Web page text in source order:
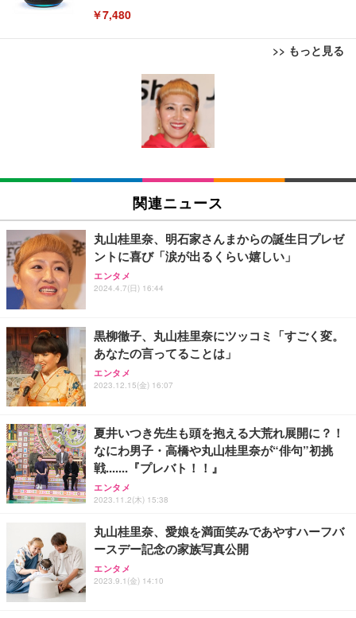
￥7,480
>> もっと見る
[EdoErgo] オフィスチェア 椅子 テレワーク 疲れな
い 跳ね上げ式アームレスト コンパクト 約105度ロッ
キング pc 事務椅子 360度回転 座面昇降 強化ナイロ
ン樹脂ベース 通気性メッシュ 在宅ワーク H-WY01
(黒網+黒枠+黒足)
SIHOO B100 オフィスチェア／デスクチェア メッシ
ュチェア 人間工学 疲れない ブラック
￥27,999
Sezlife オフィスチェア デスクチェア 疲れない テレ
ワーク チェア 強化バックレスト 30度ロッキング機
能 人間工学 椅子 腰サポート 90度跳ね上げ式アーム
ョン PCチェア 通気性メッシュ ゲーミング/勉強/事
務用 おしゃれ パソコンチェア (ブラック)
Sezlife オフィスチェア デスクチェア 疲れない テレ
ワーク チェア 強化バックレスト 30度ロッキング機
能 人間工学 椅子 腰サポート 90度跳ね上げ式アーム
務用 おしゃれ パソコンチェア (ホワイト)
ANDWINT オフィスチェア デスクチェア 肘なし メ
ッシュ 通気性 ランバーサポート付き 腰サポート ガ
ス圧無段階昇降 360度回転 キャスター付き コンパク
ト 幅52×奥行58.5×高さ84～96cm テレワーク 在宅
￥4,139
EIZO ビジネス向けプレミアムモニター | FlexScan
EV3240X-WT | 31.5型4K UHD・USB Type-C・ホワ
EIZO ビジネス向けプレミアムモニター | FlexScan
￥109,572
【純正品】27"ゲーミングモニター DualSense 充電
フック付き（CFI-ZDM1J）
【整備済み品】Dell E2724HS 27インチ 液晶モニタ
ー フルHD（1920×1080）VA 非光沢 HDMI/DisplayP
ort/VGA スピーカー内蔵 高さ調整 スイベル VESA対
【MiniLED/24.5inch/280Hz/FHD】GRAPHT THE S
HOOTER Gaming Monitor 24” Essential ゲーミン
グモニター QD 24.5インチ 1ms FHD 量子ドット 残
像低減 (3年保証 | 輝点保証 | 日本メーカー)
￥34,980
Amazonベーシック ペットシーツ 薄型 レギュラー 1
回使い捨て 無香料 ホワイト 300枚
Amazonベーシック ペットシーツ 厚型 ワイド 42枚
x2袋(84枚) ホワイト(吸収面:ライトブルー)
￥3,234
ネオ・ルーライフ ネオ・オムツ L 中型犬用 26枚入
り 単品
Smart Basic(スマートベーシック) 【Amazon.co.jp
限定】 Smart Basic アイリスオーヤマ ペットシーツ
超厚型 お徳用 ワイド 100枚入 (x 1) (ケース販売)
アイリスオーヤマ ペットシーツ 超厚型 お徳用 レギ
ュラー 200枚入【Amazon.co.jp限定】
￥3,731
関連ニュース
丸山桂里奈、明石家さんまからの誕生日プレゼ
ントに喜び「涙が出るくらい嬉しい」
エンタメ
2024.4.7(日) 16:44
黒柳徹子、丸山桂里奈にツッコミ「すごく変。
あなたの言ってることは」
エンタメ
2023.12.15(金) 16:07
夏井いつき先生も頭を抱える大荒れ展開に？！
なにわ男子・高橋や丸山桂里奈が“俳句”初挑
戦.......『プレバト！！』
エンタメ
2023.11.2(木) 15:38
丸山桂里奈、愛娘を満面笑みであやすハーフバ
ースデー記念の家族写真公開
エンタメ
2023.9.1(金) 14:10